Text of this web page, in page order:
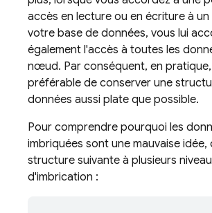
accès en lecture ou en écriture à
votre base de données, vous lui
également l'accès à toutes les
nœud. Par conséquent, en
préférable de conserver une
données aussi plate que possible.
Pour comprendre pourquoi les
imbriquées sont une mauvaise idée,
structure suivante à plusieurs
d'imbrication :